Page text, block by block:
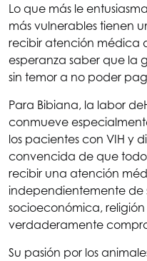
Lo que más le
más vulnerables tienen
recibir atención médica
esperanza saber que la
sin temor a no poder
Para Bibiana, la labor de
conmueve
los pacientes con VIH y
convencida de que
recibir una atención
independientemente de
socioeconómica, religión
verdaderamente
Su pasión por los